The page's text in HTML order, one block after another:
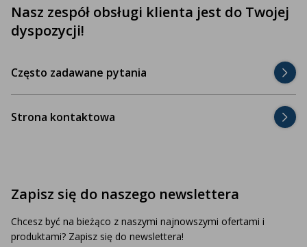
Nasz zespół obsługi klienta jest do Twojej
dyspozycji!
Często zadawane pytania
Strona kontaktowa
Zapisz się do naszego newslettera
Chcesz być na bieżąco z naszymi najnowszymi ofertami i
produktami? Zapisz się do newslettera!